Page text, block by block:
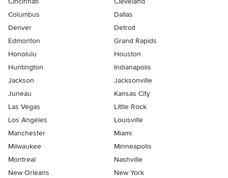
Columbus
Dallas
Denver
Detroit
Edmonton
Grand Rapids
Honolulu
Houston
Huntington
Indianapolis
Jackson
Jacksonville
Juneau
Kansas City
Las Vegas
Little Rock
Los Angeles
Louisville
Manchester
Miami
Milwaukee
Minneapolis
Montreal
Nashville
New Orleans
New York